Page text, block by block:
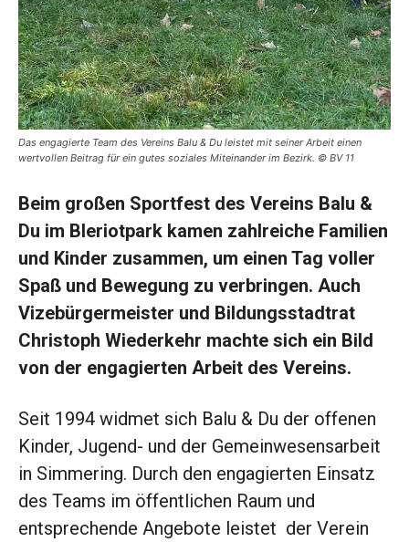
Das engagierte Team des Vereins Balu & Du leistet mit seiner Arbeit einen
wertvollen Beitrag für ein gutes soziales Miteinander im Bezirk. © BV 11
Beim großen Sportfest des Vereins Balu &
Du im Bleriotpark kamen zahlreiche Familien
und Kinder zusammen, um einen Tag voller
Spaß und Bewegung zu verbringen. Auch
Vizebürgermeister und Bildungsstadtrat
Christoph Wiederkehr machte sich ein Bild
von der engagierten Arbeit des Vereins.
Seit 1994 widmet sich Balu & Du der offenen
Kinder, Jugend- und der Gemeinwesensarbeit
in Simmering. Durch den engagierten Einsatz
des Teams im öffentlichen Raum und
entsprechende Angebote leistet der Verein